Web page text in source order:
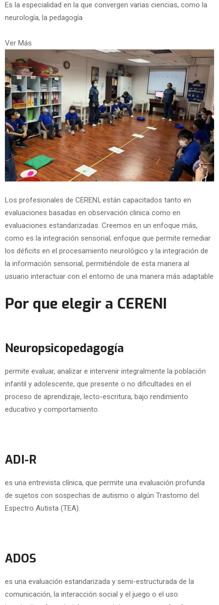
Es la especialidad en la que convergen varias ciencias, como la
neurología, la pedagogía
Ver Más
Los profesionales de CERENI, están capacitados tanto en
evaluaciones basadas en observación clinica como en
evaluaciones estandarizadas. Creemos en un enfoque más,
como es la integración sensorial; enfoque que permite remediar
los déficits en el procesamiento neurológico y la integración de
la información sensorial, permitiéndole de esta manera al
usuario interactuar con el entorno de una manera más adaptable
Por que elegir a CERENI
Neuropsicopedagogía
permite evaluar, analizar e intervenir integralmente la población
infantil y adolescente, que presente o no dificultades en el
proceso de aprendizaje, lecto-escritura, bajo rendimiento
educativo y comportamiento.
ADI-R
es una entrevista clínica, que permite una evaluación profunda
de sujetos con sospechas de autismo o algún Trastorno del
Espectro Autista (TEA).
ADOS
es una evaluación estandarizada y semi-estructurada de la
comunicación, la interacción social y el juego o el uso